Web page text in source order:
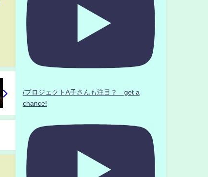
/プロジェクトA子さんも注目？ get a
chance!